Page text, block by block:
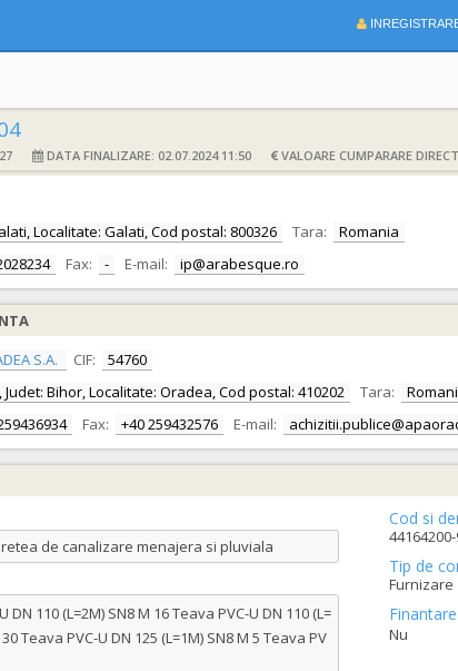
DATA FINALIZARE: 02.07.2024 11:50 VALOARE CUMPARARE
Localitate: Galati, Cod postal: 800326 Tara:
Romania
Fax: - E-mail: ip@arabesque.ro
S.A. CIF:
54760
Bihor, Localitate: Oradea, Cod postal: 410202 Tara:
Fax: +40 259432576 E-mail:
de canalizare menajera si pluviala
110 (L=2M) SN8 M 16 Teava PVC-U DN 110 (L=
Teava PVC-U DN 125 (L=1M) SN8 M 5 Teava PV
Cod si
Tip de
Furnizare
Nu